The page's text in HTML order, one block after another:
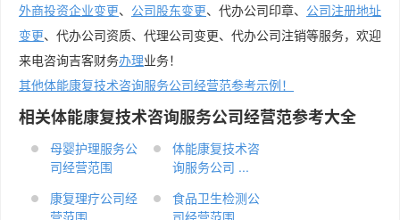
外商投资企业变更、 公司股东变更、代办公司印章、 公司注册地址
变更、代办公司资质、代理公司变更、代办公司注销等服务，欢迎
来电咨询吉客财务办理业务！
其他体能康复技术咨询服务公司经营范参考示例！
相关体能康复技术咨询服务公司经营范参考大全
母婴护理服务公
司经营范围
体能康复技术咨
询服务公司 ...
康复理疗公司经
营范围
食品卫生检测公
司经营范围